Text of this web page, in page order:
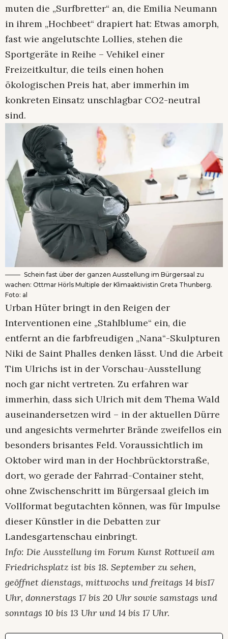
muten die „Surfbretter“ an, die Emilia Neumann
in ihrem „Hochbeet“ drapiert hat: Etwas amorph,
fast wie angelutschte Lollies, stehen die
Sportgeräte in Reihe – Vehikel einer
Freizeitkultur, die teils einen hohen
ökologischen Preis hat, aber immerhin im
konkreten Einsatz unschlagbar CO2-neutral
sind.
Schein fast über der ganzen Ausstellung im Bürgersaal zu
wachen: Ottmar Hörls Multiple der Klimaaktivistin Greta Thunberg.
Foto: al
Urban Hüter bringt in den Reigen der
Interventionen eine „Stahlblume“ ein, die
entfernt an die farbfreudigen „Nana“-Skulpturen
Niki de Saint Phalles denken lässt. Und die Arbeit
Tim Ulrichs ist in der Vorschau-Ausstellung
noch gar nicht vertreten. Zu erfahren war
immerhin, dass sich Ulrich mit dem Thema Wald
auseinandersetzen wird – in der aktuellen Dürre
und angesichts vermehrter Brände zweifellos ein
besonders brisantes Feld. Voraussichtlich im
Oktober wird man in der Hochbrücktorstraße,
dort, wo gerade der Fahrrad-Container steht,
ohne Zwischenschritt im Bürgersaal gleich im
Vollformat begutachten können, was für Impulse
dieser Künstler in die Debatten zur
Landesgartenschau einbringt.
Info: Die Ausstellung im Forum Kunst Rottweil am
Friedrichsplatz ist bis 18. September zu sehen,
geöffnet dienstags, mittwochs und freitags 14 bis17
Uhr, donnerstags 17 bis 20 Uhr sowie samstags und
sonntags 10 bis 13 Uhr und 14 bis 17 Uhr.